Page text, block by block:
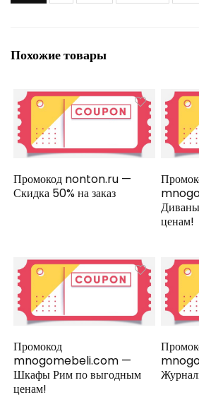
Похожие товары
Промокод nonton.ru —
Скидка 50% на заказ
ценам!
Промокод
mnogomebeli.com —
Шкафы Рим по выгодным
ценам!